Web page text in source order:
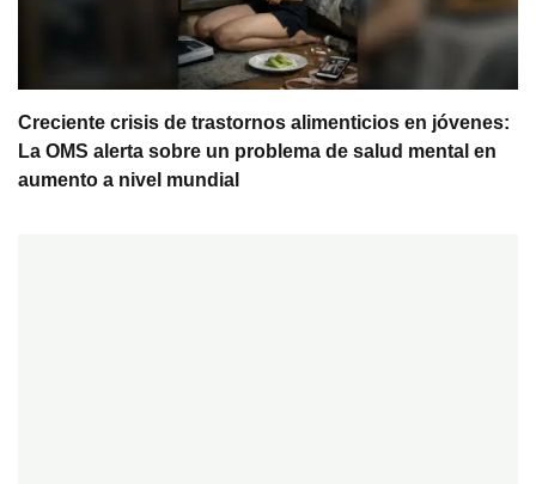
Creciente crisis de trastornos alimenticios en jóvenes:
La OMS alerta sobre un problema de salud mental en
aumento a nivel mundial